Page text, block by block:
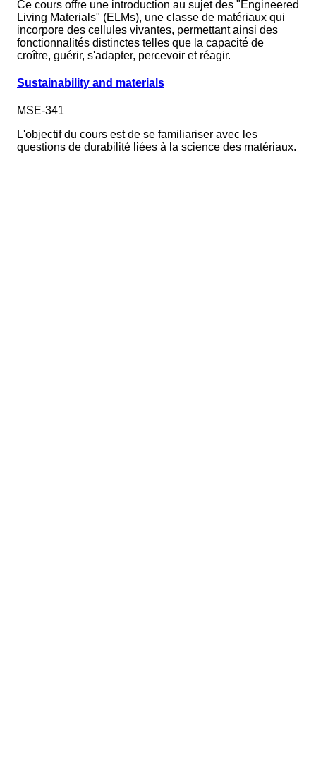
Ce cours offre une introduction au sujet des "Engineered
Living Materials" (ELMs), une classe de matériaux qui
incorpore des cellules vivantes, permettant ainsi des
fonctionnalités distinctes telles que la capacité de
croître, guérir, s'adapter, percevoir et réagir.
Sustainability and materials
MSE-341
L'objectif du cours est de se familiariser avec les
questions de durabilité liées à la science des matériaux.